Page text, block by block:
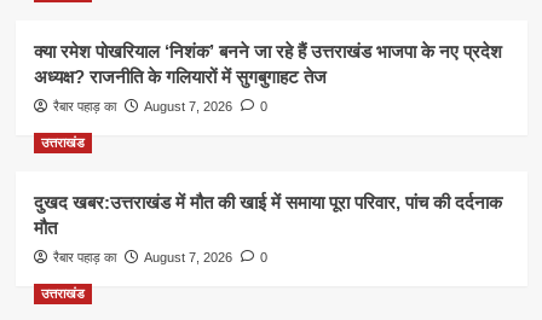
क्या रमेश पोखरियाल ‘निशंक’ बनने जा रहे हैं उत्तराखंड भाजपा के नए प्रदेश
अध्यक्ष? राजनीति के गलियारों में सुगबुगाहट तेज
रैबार पहाड़ का August 7, 2026 0
उत्तराखंड
दुखद खबर:उत्तराखंड में मौत की खाई में समाया पूरा परिवार, पांच की दर्दनाक
मौत
रैबार पहाड़ का August 7, 2026 0
उत्तराखंड